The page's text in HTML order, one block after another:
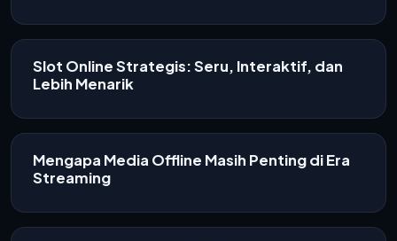
Slot Online Strategis: Seru, Interaktif, dan
Lebih Menarik
Mengapa Media Offline Masih Penting di Era
Streaming